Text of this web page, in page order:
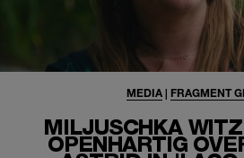
MILJUSCHKA
OPENHARTIG
MEDIA| FRAGMENT